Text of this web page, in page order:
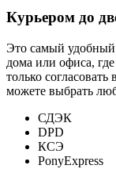
Курьером до
Это самый удобный
дома или офиса,
только
можете выбрать
СДЭК
DPD
КСЭ
PonyExpress